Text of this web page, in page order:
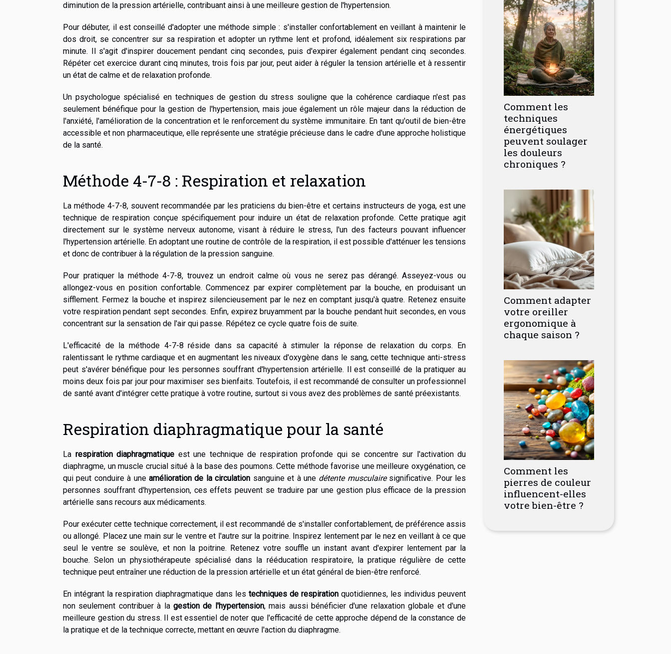
diminution de la pression artérielle, contribuant ainsi à une meilleure gestion de l'hypertension.
Pour débuter, il est conseillé d'adopter une méthode simple : s'installer confortablement en veillant à maintenir le
dos droit, se concentrer sur sa respiration et adopter un rythme lent et profond, idéalement six respirations par
minute. Il s'agit d'inspirer doucement pendant cinq secondes, puis d'expirer également pendant cinq secondes.
Répéter cet exercice durant cinq minutes, trois fois par jour, peut aider à réguler la tension artérielle et à ressentir
un état de calme et de relaxation profonde.
Un psychologue spécialisé en techniques de gestion du stress souligne que la cohérence cardiaque n'est pas
seulement bénéfique pour la gestion de l'hypertension, mais joue également un rôle majeur dans la réduction de
l'anxiété, l'amélioration de la concentration et le renforcement du système immunitaire. En tant qu'outil de bien-être
accessible et non pharmaceutique, elle représente une stratégie précieuse dans le cadre d'une approche holistique
de la santé.
Méthode 4-7-8 : Respiration et relaxation
La méthode 4-7-8, souvent recommandée par les praticiens du bien-être et certains instructeurs de yoga, est une
technique de respiration conçue spécifiquement pour induire un état de relaxation profonde. Cette pratique agit
directement sur le système nerveux autonome, visant à réduire le stress, l'un des facteurs pouvant influencer
l'hypertension artérielle. En adoptant une routine de contrôle de la respiration, il est possible d'atténuer les tensions
et donc de contribuer à la régulation de la pression sanguine.
Pour pratiquer la méthode 4-7-8, trouvez un endroit calme où vous ne serez pas dérangé. Asseyez-vous ou
allongez-vous en position confortable. Commencez par expirer complètement par la bouche, en produisant un
sifflement. Fermez la bouche et inspirez silencieusement par le nez en comptant jusqu'à quatre. Retenez ensuite
votre respiration pendant sept secondes. Enfin, expirez bruyamment par la bouche pendant huit secondes, en vous
concentrant sur la sensation de l'air qui passe. Répétez ce cycle quatre fois de suite.
L'efficacité de la méthode 4-7-8 réside dans sa capacité à stimuler la réponse de relaxation du corps. En
ralentissant le rythme cardiaque et en augmentant les niveaux d'oxygène dans le sang, cette technique anti-stress
peut s'avérer bénéfique pour les personnes souffrant d'hypertension artérielle. Il est conseillé de la pratiquer au
moins deux fois par jour pour maximiser ses bienfaits. Toutefois, il est recommandé de consulter un professionnel
de santé avant d'intégrer cette pratique à votre routine, surtout si vous avez des problèmes de santé préexistants.
Respiration diaphragmatique pour la santé
La respiration diaphragmatique est une technique de respiration profonde qui se concentre sur l'activation du
diaphragme, un muscle crucial situé à la base des poumons. Cette méthode favorise une meilleure oxygénation, ce
qui peut conduire à uneamélioration de la circulation sanguine et à une détente musculairesignificative. Pour les
personnes souffrant d'hypertension, ces effets peuvent se traduire par une gestion plus efficace de la pression
artérielle sans recours aux médicaments.
Pour exécuter cette technique correctement, il est recommandé de s'installer confortablement, de préférence assis
ou allongé. Placez une main sur le ventre et l'autre sur la poitrine. Inspirez lentement par le nez en veillant à ce que
seul le ventre se soulève, et non la poitrine. Retenez votre souffle un instant avant d'expirer lentement par la
bouche. Selon un physiothérapeute spécialisé dans la rééducation respiratoire, la pratique régulière de cette
technique peut entraîner une réduction de la pression artérielle et un état général de bien-être renforcé.
En intégrant la respiration diaphragmatique dans les techniques de respiration quotidiennes, les individus peuvent
non seulement contribuer à la gestion de l'hypertension, mais aussi bénéficier d'une relaxation globale et d'une
meilleure gestion du stress. Il est essentiel de noter que l'efficacité de cette approche dépend de la constance de
la pratique et de la technique correcte, mettant en œuvre l'action du diaphragme.
Comment les
techniques
énergétiques
peuvent soulager
les douleurs
chroniques ?
Comment adapter
votre oreiller
ergonomique à
chaque saison ?
Comment les
pierres de couleur
influencent-elles
votre bien-être ?